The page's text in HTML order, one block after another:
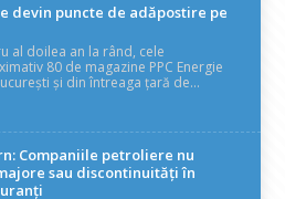
devin puncte de adăpostire pe
al doilea an la rând, cele
80 de magazine PPC Energie
și din întreaga țară de...
Companiile petroliere nu
sau discontinuități în